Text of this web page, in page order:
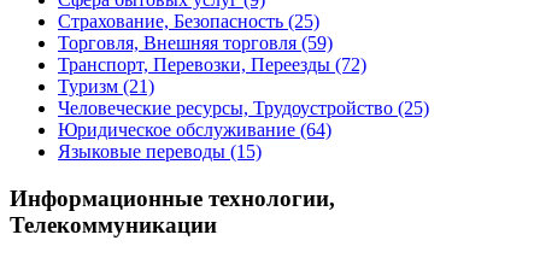
Страхование, Безопасность (25)
Торговля, Внешняя торговля (59)
Транспорт, Перевозки, Переезды (72)
Туризм (21)
Человеческие ресурсы, Трудоустройство (25)
Юридическое обслуживание (64)
Языковые переводы (15)
Информационные технологии,
Телекоммуникации